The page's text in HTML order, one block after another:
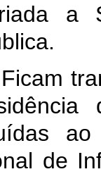
a
de